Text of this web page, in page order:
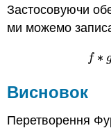
Застосовуючи
ми можемо
f ∗f
Висновок
Перетворення